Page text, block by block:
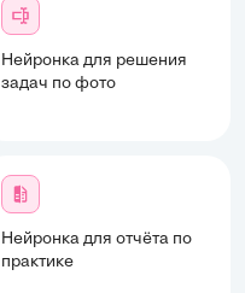
Нейронка для решения
задач по фото
Нейронка для отчёта по
практике